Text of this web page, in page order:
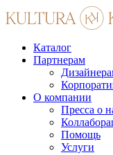
Каталог
Партнерам
О компании
Пресса о
Помощь
Услуги